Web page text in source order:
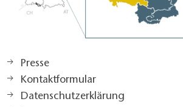
Presse
Kontaktformular
Datenschutzerklärung